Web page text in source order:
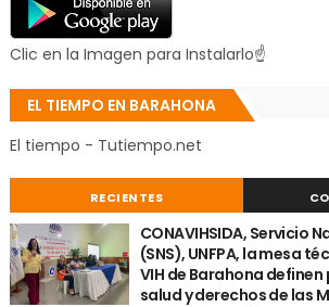
Clic en la Imagen para Instalarlo☝
EL TIEMPO EN BARAHONA
El tiempo - Tutiempo.net
RECIENTES
CONAVIHSIDA, Servicio
(SNS), UNFPA, la mesa
VIH de Barahona
salud y derechos de las